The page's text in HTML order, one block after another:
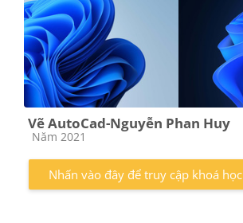
Vẽ AutoCad-Nguyễn Phan Huy
Các loại khóa học
Năm 2021
Nhấn vào đây để truy cập khoá học